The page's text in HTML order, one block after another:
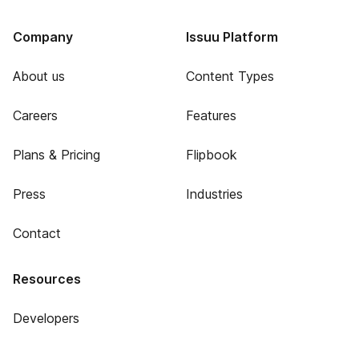
Company
About us
Careers
Plans & Pricing
Press
Contact
Issuu Platform
Content Types
Features
Flipbook
Industries
Resources
Developers